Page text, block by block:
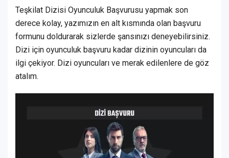
Teşkilat Dizisi Oyunculuk Başvurusu yapmak son
derece kolay, yazımızın en alt kısmında olan başvuru
formunu doldurarak sizlerde şansınızı deneyebilirsiniz.
Dizi için oyunculuk başvuru kadar dizinin oyuncuları da
ilgi çekiyor. Dizi oyuncuları ve merak edilenlere de göz
atalım.